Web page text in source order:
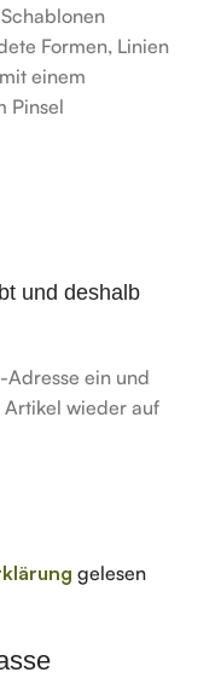
Formen, Linien
einem
Pinsel
und deshalb
ein und
wieder auf
gelesen